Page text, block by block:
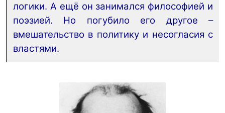
логики. А ещё он занимался философией и
поэзией. Но погубило его другое –
вмешательство в политику и несогласия с
властями.